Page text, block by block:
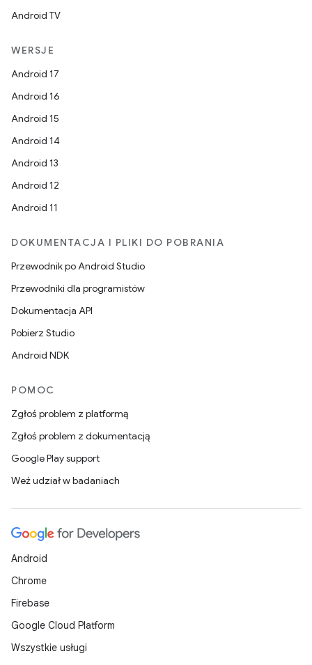
Android TV
WERSJE
Android 17
Android 16
Android 15
Android 14
Android 13
Android 12
Android 11
DOKUMENTACJA I PLIKI DO POBRANIA
Przewodnik po Android Studio
Przewodniki dla programistów
Dokumentacja API
Pobierz Studio
Android NDK
POMOC
Zgłoś problem z platformą
Zgłoś problem z dokumentacją
Google Play support
Weź udział w badaniach
Android
Chrome
Firebase
Google Cloud Platform
Wszystkie usługi